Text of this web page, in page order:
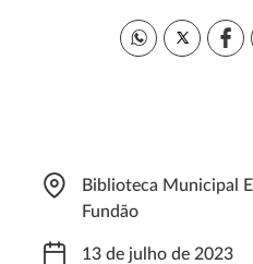
Biblioteca Municipal
Fundão
13 de julho de 2023